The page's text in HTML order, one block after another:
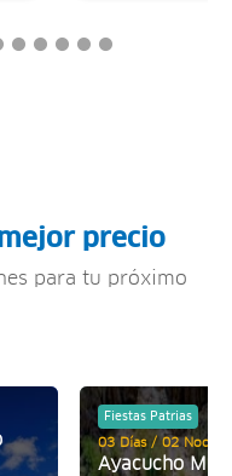
precio
para tu próximo
Fiestas Patrias
03 Días / 02 Noches
Ayacucho